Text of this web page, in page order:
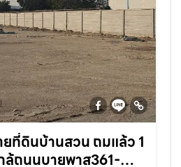
ที่ดินบ้านสวน ถมแล้ว 1
ล้ถนนบายพาส361-